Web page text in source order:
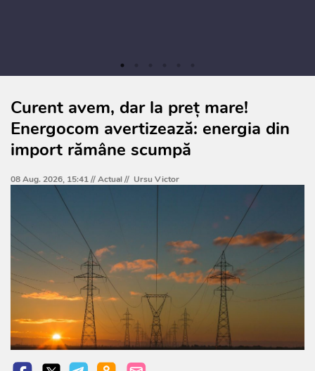
Curent avem, dar la preț mare!
Energocom avertizează: energia din
import rămâne scumpă
08 Aug. 2026, 15:41 //Actual// Ursu Victor